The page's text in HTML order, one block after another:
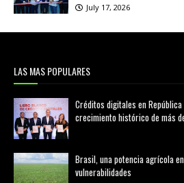
July 17, 2026
LAS MAS POPULARES
Créditos digitales en
crecimiento histórico de más
Brasil, una potencia agrícola
vulnerabilidades